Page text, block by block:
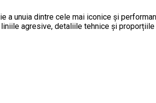
a unuia dintre cele mai iconice și
agresive, detaliile tehnice și